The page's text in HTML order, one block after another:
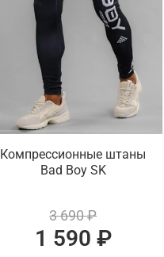
Компрессионные штаны
Bad Boy SK
3 690 ₽
1 590 ₽